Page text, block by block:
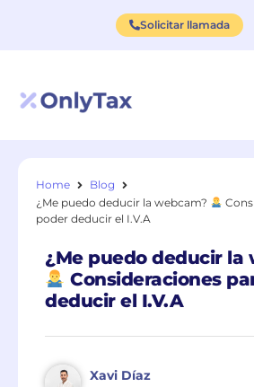
Solicitar llamada
Home
Blog
¿Me puedo deducir la webcam?
poder deducir el I.V.A
¿Me puedo deducir la
Consideraciones
deducir el I.V.A
Xavi Díaz